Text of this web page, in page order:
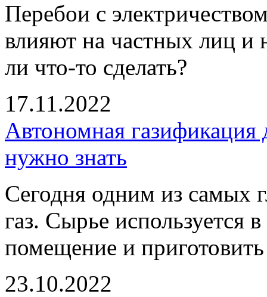
Перебои с
влияют на частных лиц
ли что-то сделать?
17.11.2022
Автономная газификация
нужно знать
Сегодня одним из самых
газ. Сырье используется
помещение и
23.10.2022